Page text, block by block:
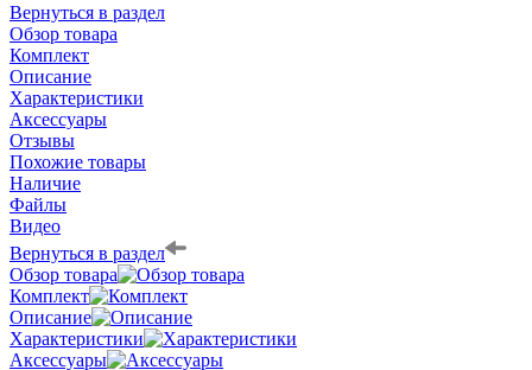
Вернуться в раздел
Обзор товара
Комплект
Описание
Характеристики
Аксессуары
Отзывы
Похожие товары
Наличие
Файлы
Видео
Вернуться в раздел
Обзор товара
Комплект
Описание
Характеристики
Аксессуары